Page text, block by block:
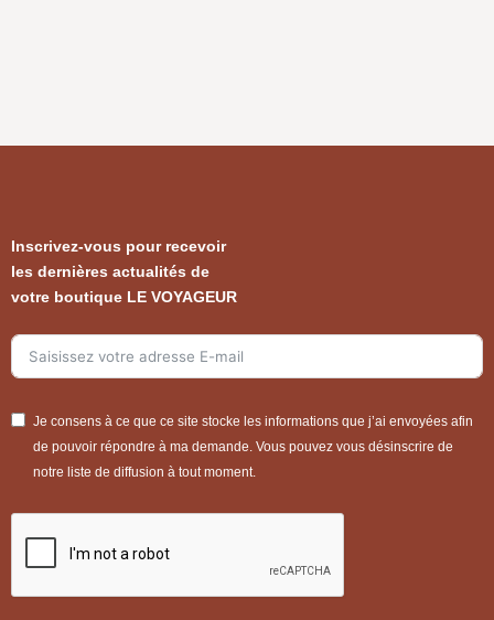
Inscrivez-vous pour recevoir
les dernières actualités de
votre boutique LE VOYAGEUR
Je consens à ce que ce site stocke les informations que j’ai envoyées afin
de pouvoir répondre à ma demande. Vous pouvez vous désinscrire de
notre liste de diffusion à tout moment.